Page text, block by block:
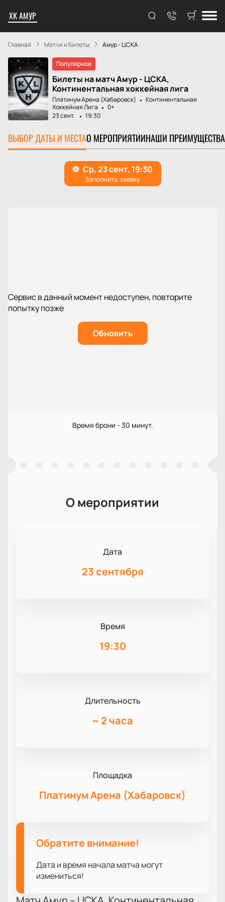
ХК АМУР
Главная Матчи и билеты Амур - ЦСКА
Популярное
Билеты на матч Амур - ЦСКА,
Континентальная хоккейная лига
Платинум Арена (Хабаровск)
Континентальная
Хоккейная Лига
0+
23 сент.
19:30
ВЫБОР ДАТЫ И МЕСТАО МЕРОПРИЯТИИНАШИ ПРЕИМУЩЕСТВА
Сервис в данный момент недоступен, повторите
попытку позже
Обновить
Время брони - 30 минут.
О мероприятии
Дата
23 сентября
Время
19:30
Длительность
~ 2 часа
Площадка
Платинум Арена (Хабаровск)
Обратите внимание!
Дата и время начала матча могут
измениться!